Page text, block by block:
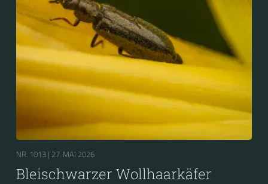
NR. 1013 | 27. MAI 2026
Bleischwarzer Wollhaarkäfer